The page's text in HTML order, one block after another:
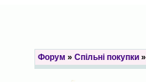
Форум » Спільні покупки»